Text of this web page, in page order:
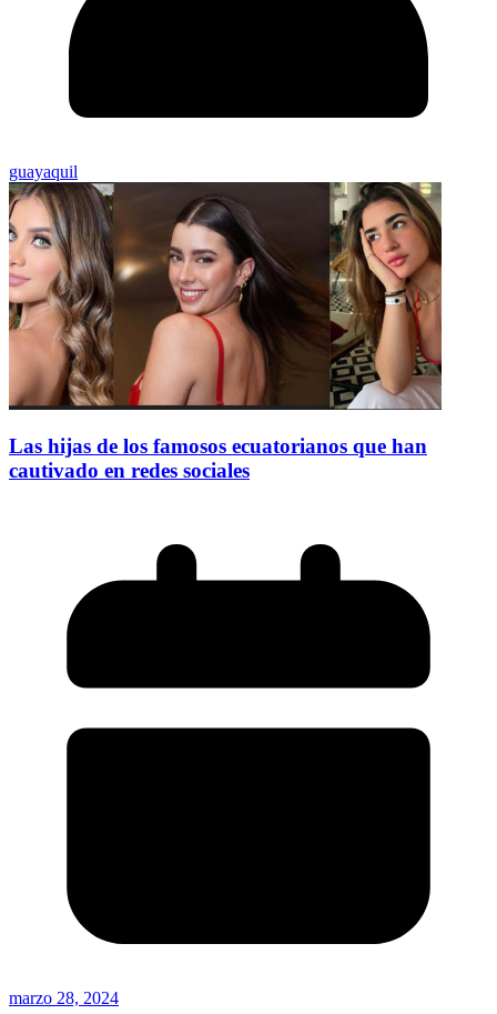
guayaquil
Las hijas de los famosos ecuatorianos que han
cautivado en redes sociales
marzo 28, 2024